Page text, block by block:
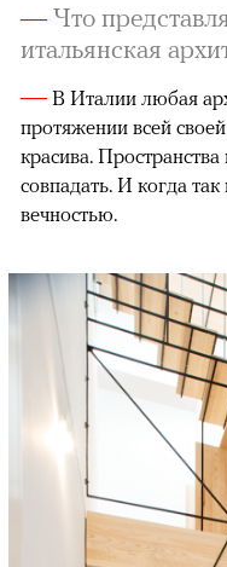
—Что
итальянская
—В Италии любая
протяжении всей
красива.
совпадать. И когда
вечностью.